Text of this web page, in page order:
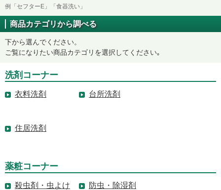
例「セフターE」「食器洗い」
商品カテゴリから調べる
下から選んでください。
ご覧になりたい商品カテゴリを選択してください｡
洗剤コーナー
衣料洗剤 台所洗剤
住居洗剤
薬粧コーナー
殺虫剤・虫よけ 防虫・除湿剤